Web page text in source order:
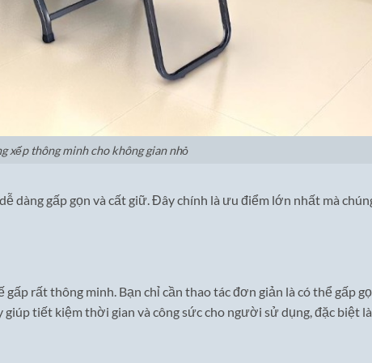
xếp thông minh cho không gian nhỏ
dàng gấp gọn và cất giữ. Đây chính là ưu điểm lớn nhất mà
rất thông minh. Bạn chỉ cần thao tác đơn giản là có thể gấp
tiết kiệm thời gian và công sức cho người sử dụng, đặc biệt là